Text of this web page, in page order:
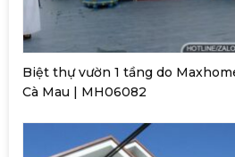
Biệt thự vườn 1 tầng do
Cà Mau | MH06082